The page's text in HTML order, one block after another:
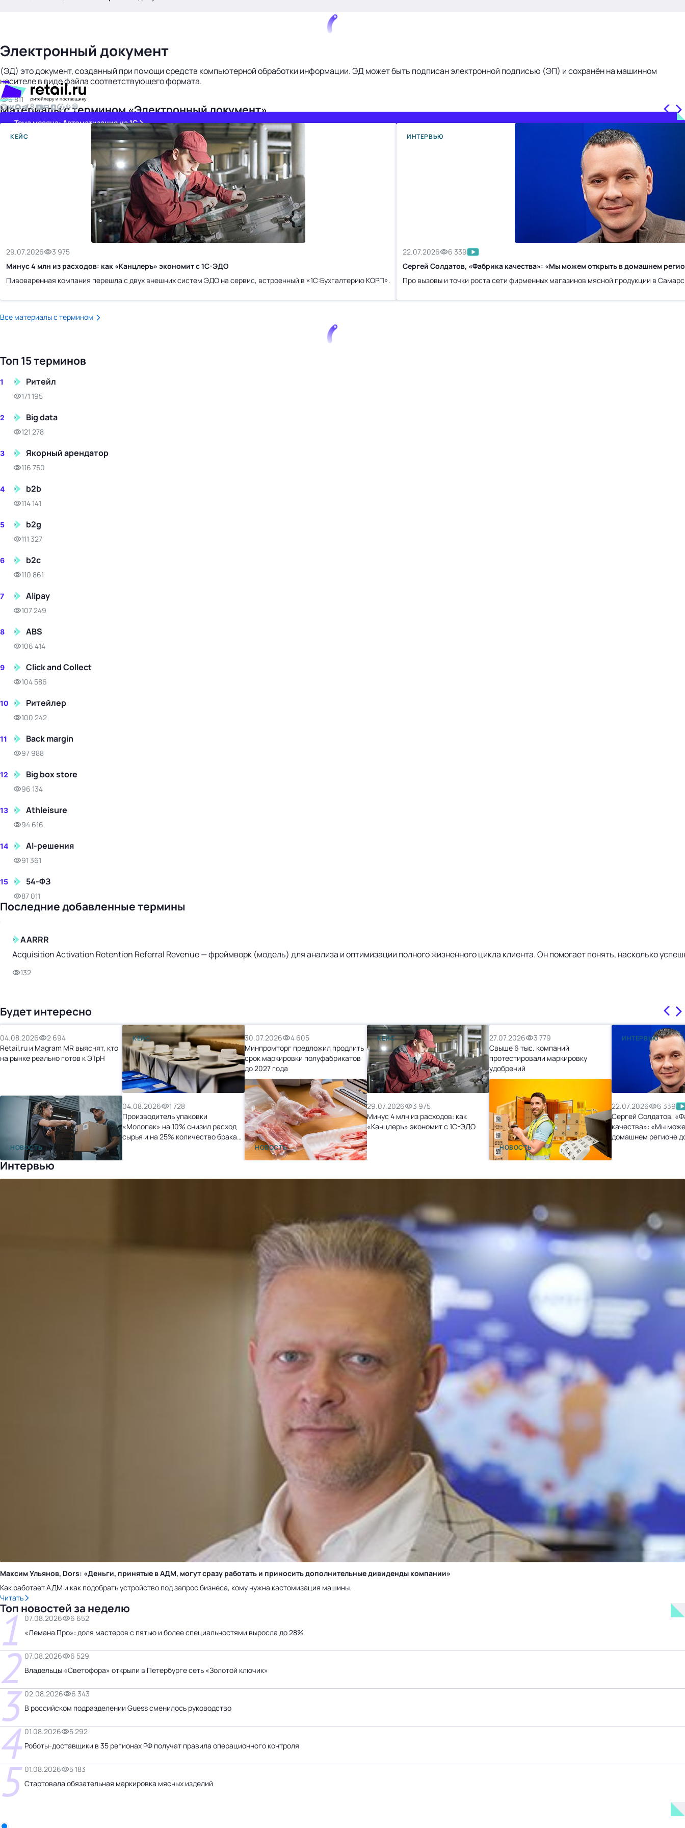
Тема месяца: Автоматизация на 1С
Войти
Электронный документ
(ЭД) это документ, созданный при помощи средств компьютерной обработки информации. ЭД может быть подписан электронной подписью (ЭП) и сохранён на машинном
носителе в виде файла соответствующего формата.
6 811
Материалы с термином «Электронный документ»
КЕЙС
29.07.2026
3 975
Минус 4 млн из расходов: как «Канцлеръ» экономит с 1С-ЭДО
Пивоваренная компания перешла с двух внешних систем ЭДО на сервис, встроенный в «1С:Бухгалтерию КОРП».
ИНТЕРВЬЮ
22.07.2026
6 339
Сергей Солдатов, «Фабрика качества»: «Мы можем открыть в домашнем
Про вызовы и точки роста сети фирменных магазинов мясной продукции в
Все материалы с термином
Топ 15 терминов
1 Ритейл
171 195
2 Big data
121 278
3 Якорный арендатор
116 750
4 b2b
114 141
5 b2g
111 327
6 b2c
110 861
7 Alipay
107 249
8 ABS
106 414
9 Click and Collect
104 586
10 Ритейлер
100 242
11 Back margin
97 988
12 Big box store
96 134
13 Athleisure
94 616
14 AI-решения
91 361
15 54-ФЗ
87 011
Последние добавленные термины
AARRR
Acquisition Activation Retention Referral Revenue — фреймворк (модель) для анализа и оптимизации полного жизненного цикла клиента. Он помогает понять, насколько
132
Будет интересно
НОВОСТЬ
04.08.2026
2 694
Retail.ru и Magram MR выяснят, кто
на рынке реально готов к ЭТрН
КЕЙС
04.08.2026
1 728
Производитель упаковки
«Молопак» на 10% снизил расход
сырья и на 25% количество брака
НОВОСТЬ
30.07.2026
4 605
Минпромторг предложил продлить
срок маркировки полуфабрикатов
до 2027 года
КЕЙС
29.07.2026
3 975
Минус 4 млн из расходов: как
«Канцлеръ» экономит с 1С-ЭДО
НОВОСТЬ
27.07.2026
3 779
Свыше 6 тыс. компаний
протестировали маркировку
удобрений
ИНТЕРВЬЮ
22.07.2026
6 339
Сергей Солдатов,
качества»: «Мы
домашнем регионе
Интервью
Максим Ульянов, Dors: «Деньги, принятые в АДМ, могут сразу работать и приносить дополнительные дивиденды компании»
Как работает АДМ и как подобрать устройство под запрос бизнеса, кому нужна кастомизация машины.
Читать
Топ новостей за неделю
1 07.08.2026
6 652
«Лемана Про»: доля мастеров с пятью и более специальностями выросла до 28%
2 07.08.2026
6 529
Владельцы «Светофора» открыли в Петербурге сеть «Золотой ключик»
3 02.08.2026
6 343
В российском подразделении Guess сменилось руководство
4 01.08.2026
5 292
Роботы-доставщики в 35 регионах РФ получат правила операционного контроля
5 01.08.2026
5 183
Стартовала обязательная маркировка мясных изделий